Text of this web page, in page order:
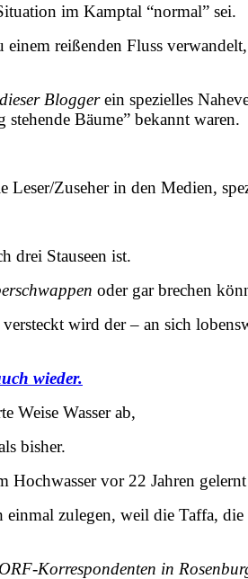
im Kamptal “normal” sei.
reißenden Fluss
dieser Bloggerein spezielles
Bäume” bekannt waren.
Leser/Zuseher in den Medien,
drei Stauseen ist.
oder gar brechen
wird der – an sich
wieder.
Weise Wasser ab,
bisher.
vor 22 Jahren
einmal zulegen, weil die Taffa,
ORF-Korrespondenten in